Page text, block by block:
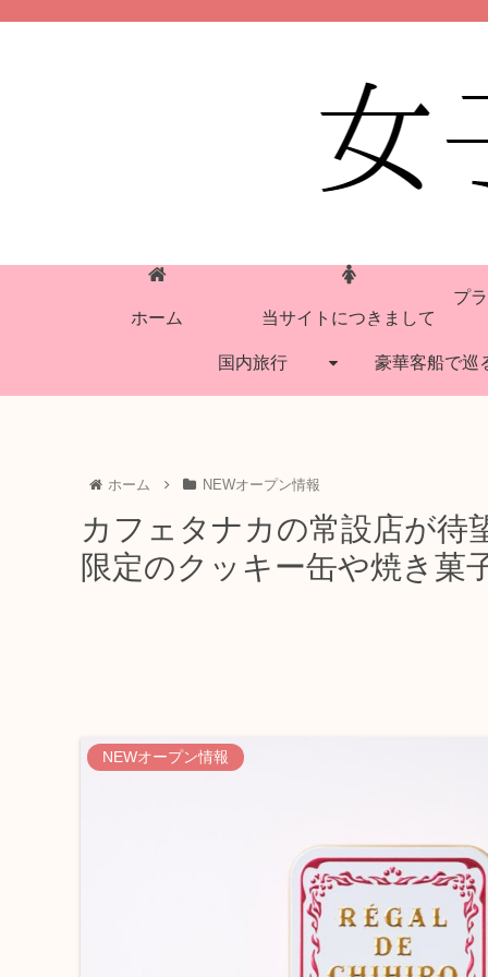
ホーム 当サイトにつきまして
プ
国内旅行 豪華客船で巡
ホーム NEWオープン情報
カフェタナカの常設店が待
限定のクッキー缶や焼き菓
NEWオープン情報